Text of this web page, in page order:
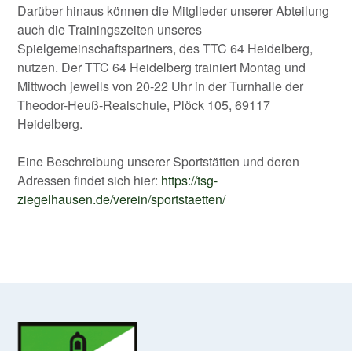
Darüber hinaus können die Mitglieder unserer Abteilung
auch die Trainingszeiten unseres
Spielgemeinschaftspartners, des TTC 64 Heidelberg,
nutzen. Der TTC 64 Heidelberg trainiert Montag und
Mittwoch jeweils von 20-22 Uhr in der Turnhalle der
Theodor-Heuß-Realschule, Plöck 105, 69117
Heidelberg.
Eine Beschreibung unserer Sportstätten und deren
Adressen findet sich hier: https://tsg-
ziegelhausen.de/verein/sportstaetten/